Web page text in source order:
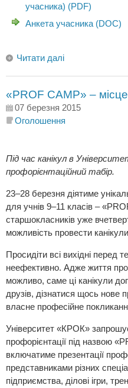
учасника) (PDF)
Анкета учасника (DOC)
Читати далі
«PROF CAMP» –
07 березня 2015
Оголошення
Під час канікул в
профорієнтаційний табір.
23–28 березня діятиме
для учнів 9–11 класів –
старшокласників уже
можливість провести
Просидіти всі вихідні перед
неефективно. Адже життя
можливо, саме ці канікули
друзів, дізнатися щось нове
власне професійне
Університет «КРОК»
профорієнтації під назвою
включатиме презентації
представниками різних
підприємства, ділові ігри,